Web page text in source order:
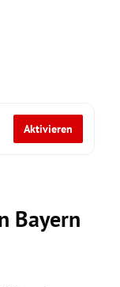
Aktivieren
Bayern